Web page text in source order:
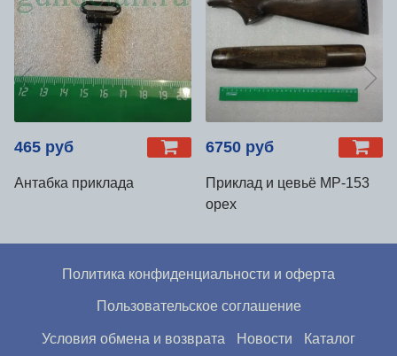
465 руб
Антабка приклада
6750 руб
Приклад и цевьё МР-153
орех
Политика конфиденциальности и оферта
Пользовательское соглашение
Условия обмена и возврата Новости Каталог